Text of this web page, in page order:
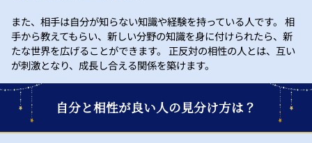
また、相手は自分が知らない知識や経験を持っている人です。 相
手から教えてもらい、新しい分野の知識を身に付けられたら、新
たな世界を広げることができます。 正反対の相性の人とは、互い
が刺激となり、成長し合える関係を築けます。
自分と相性が良い人の見分け方は？